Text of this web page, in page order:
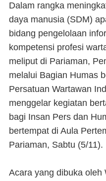
Dalam rangka
daya manusia (SDM)
bidang pengelolaan
kompetensi profesi
meliput di Pariaman,
melalui Bagian Humas
Persatuan Wartawan
menggelar kegiatan
bagi Insan Pers dan
bertempat di Aula
Pariaman, Sabtu (5/11).
Acara yang dibuka oleh